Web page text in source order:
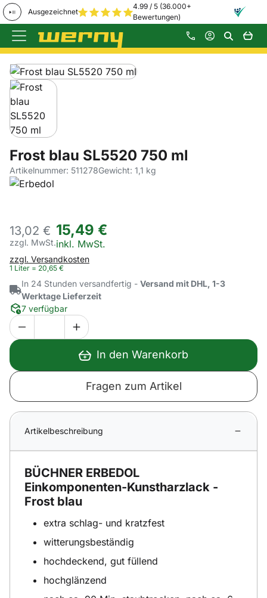
Ausgezeichnet
4.99 / 5 (36.000+
Bewertungen)
Zum Hauptinhalt springen
Produktgalerie
Zur Kaufbox springen
Frost blau SL5520 750 ml
Artikelnummer: 511278Gewicht: 1,1 kg
13,02 €
zzgl. MwSt.
15,49 €
Steuerhinweis:
inkl. MwSt.
zzgl. Versandkosten
1 Liter = 20 65 €
In 24 Stunden versandfertig - Versand mit DHL, 1-3
Werktage Lieferzeit
7 verfügbar
In den Warenkorb
Fragen zum Artikel
Artikelbeschreibung
BÜCHNER ERBEDOL
Einkomponenten-Kunstharzlack -
Frost blau
extra schlag- und kratzfest
witterungsbeständig
hochdeckend, gut füllend
hochglänzend